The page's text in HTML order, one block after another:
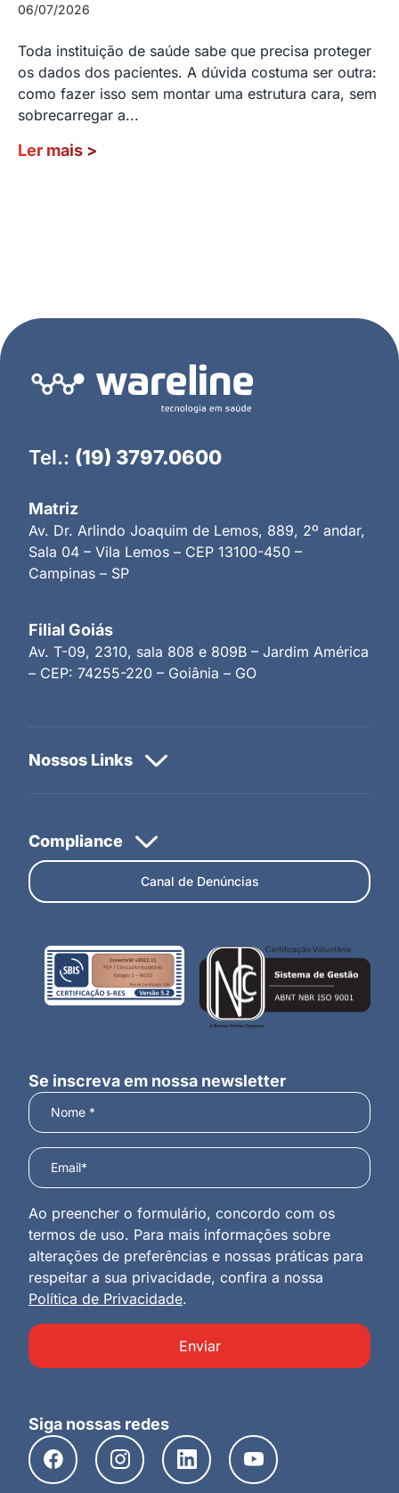
06/07/2026
Toda instituição de saúde sabe que precisa proteger
os dados dos pacientes. A dúvida costuma ser outra:
como fazer isso sem montar uma estrutura cara, sem
sobrecarregar a...
Ler mais >
Tel.: (19) 3797.0600
Matriz
Av. Dr. Arlindo Joaquim de Lemos, 889, 2º andar,
Sala 04 – Vila Lemos – CEP 13100-450 –
Campinas – SP
Filial Goiás
Av. T-09, 2310, sala 808 e 809B – Jardim América
– CEP: 74255-220 – Goiânia – GO
Canal de Denúncias
Se inscreva em nossa newsletter
Ao preencher o formulário, concordo com os
termos de uso. Para mais informações sobre
alterações de preferências e nossas práticas para
respeitar a sua privacidade, confira a nossa
Política de Privacidade.
Enviar
Siga nossas redes